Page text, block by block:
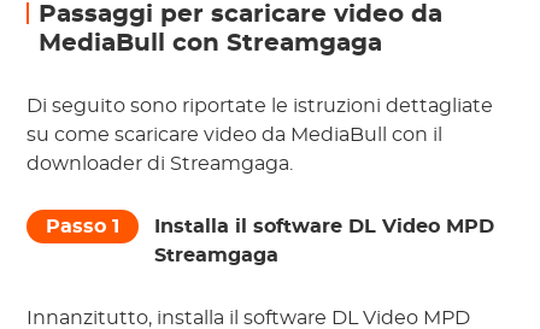
Passaggi per scaricare video da
MediaBull con Streamgaga
Di seguito sono riportate le istruzioni dettagliate
su come scaricare video da MediaBull con il
downloader di Streamgaga.
Passo 1
Installa il software DL Video MPD
Streamgaga
Innanzitutto, installa il software DL Video MPD